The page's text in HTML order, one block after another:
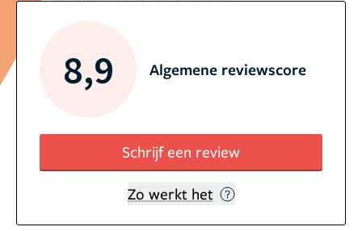
8,9 Algemene reviewscore
Schrijf een review
Zo werkt het